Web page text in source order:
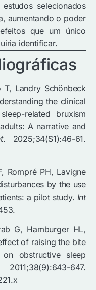
selecionados
aumentando o poder
que um único
identificar.
T, Landry Schönbeck
the clinical
related bruxism
A narrative and
. 2025;34(S1):46-61.
Rompré PH, Lavigne
by the use
a pilot study. Int
G, Hamburger HL,
of raising the bite
obstructive sleep
647.